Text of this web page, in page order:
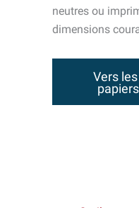
neutres ou
dimensions
Vers